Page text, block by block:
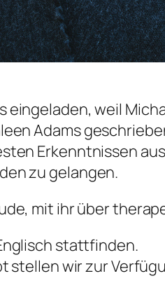
eingeladen, weil
Adams
Erkenntnissen
zu gelangen.
mit ihr über
stattfinden.
stellen wir zur